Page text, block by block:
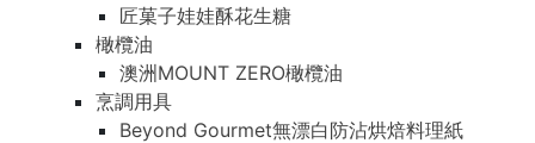
匠菓子娃娃酥花生糖
橄欖油
澳洲MOUNT ZERO橄欖油
烹調用具
Beyond Gourmet無漂白防沾烘焙料理紙